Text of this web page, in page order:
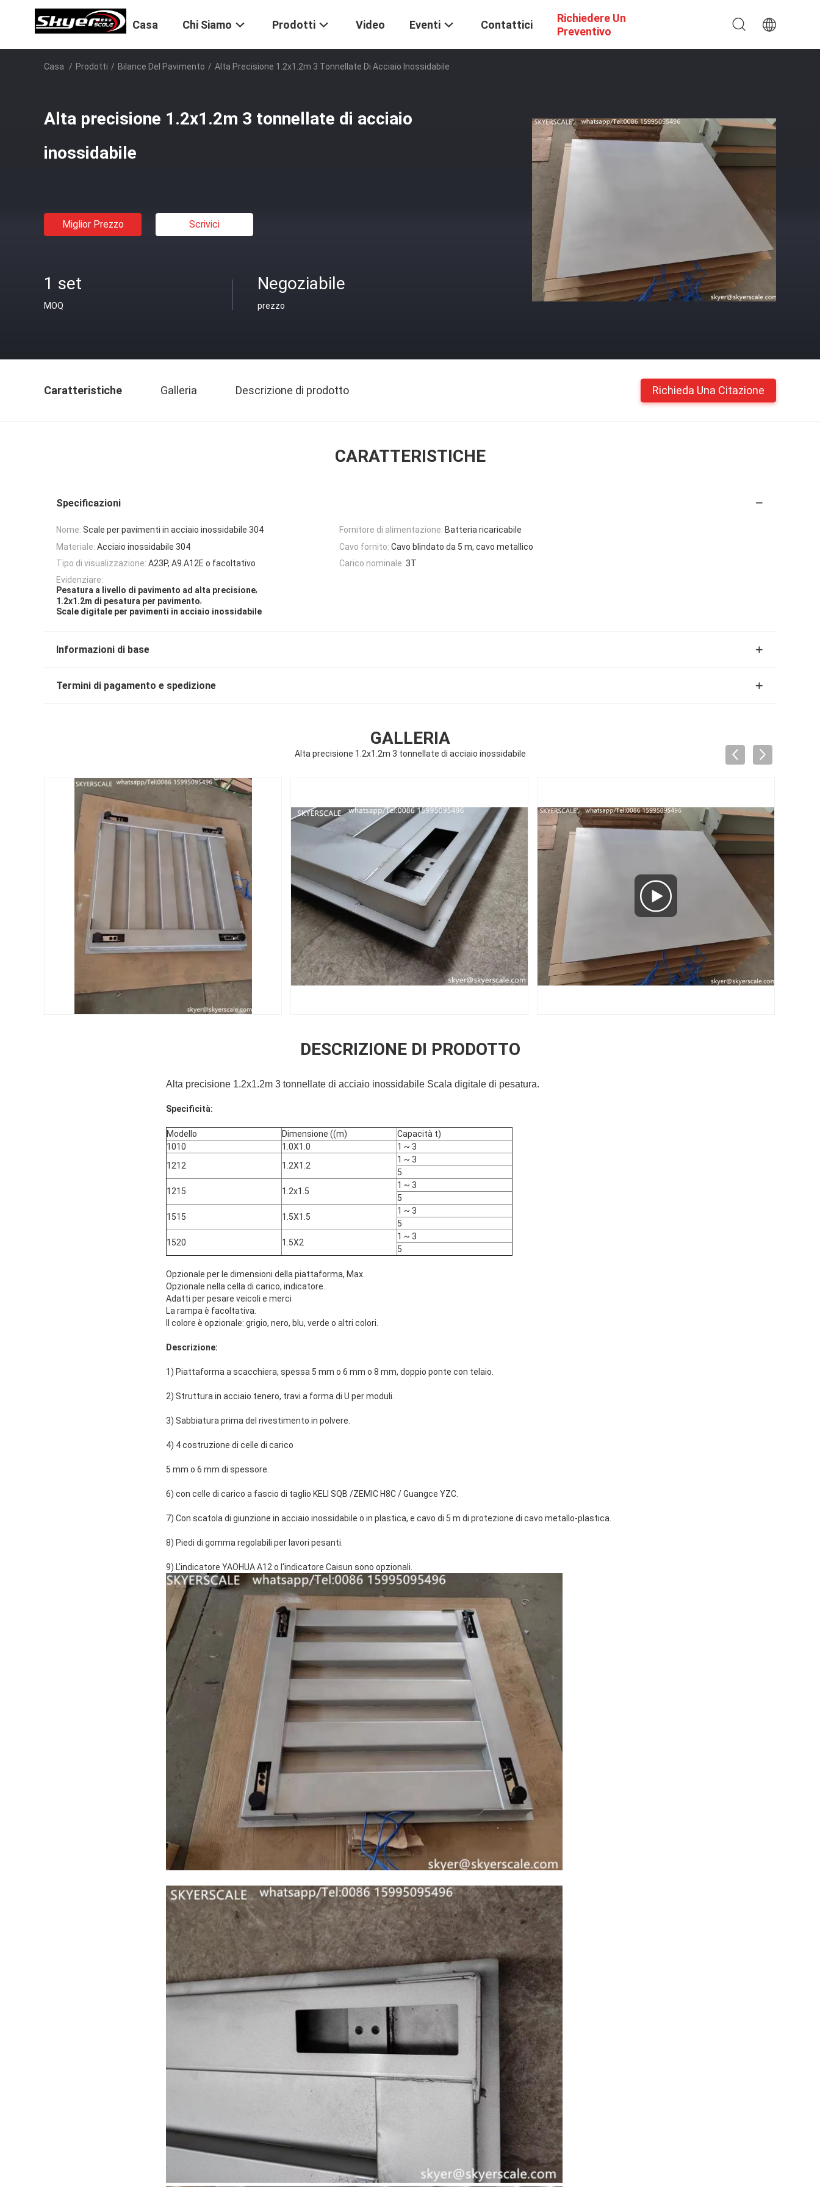
Casa Chi Siamo Prodotti Video Eventi Contattici
Richiedere Un
Preventivo
Casa / Prodotti / Bilance Del Pavimento / Alta Precisione 1.2x1.2m 3 Tonnellate Di Acciaio Inossidabile
Alta precisione 1.2x1.2m 3 tonnellate di acciaio
inossidabile
Miglior Prezzo Scrivici
1 set
MOQ
Negoziabile
prezzo
Caratteristiche Galleria Descrizione di prodotto Richieda Una Citazione
CARATTERISTICHE
Specificazioni
Nome: Scale per pavimenti in acciaio inossidabile 304 Fornitore di alimentazione: Batteria ricaricabile
Materiale: Acciaio inossidabile 304 Cavo fornito: Cavo blindato da 5 m, cavo metallico
Tipo di visualizzazione: A23P, A9.A12E o facoltativo Carico nominale: 3T
Evidenziare:
Pesatura a livello di pavimento ad alta precisione,
1.2x1.2m di pesatura per pavimento,
Scale digitale per pavimenti in acciaio inossidabile
Informazioni di base
Termini di pagamento e spedizione
GALLERIA
Alta precisione 1.2x1.2m 3 tonnellate di acciaio inossidabile
DESCRIZIONE DI PRODOTTO
Alta precisione 1.2x1.2m 3 tonnellate di acciaio inossidabile Scala digitale di pesatura.
Specificità:
Modello Dimensione ((m)
Capacità t)
1010
1.0X1.0
1 ~ 3
1212
1.2X1.2
1 ~ 3
5
1215
1.2x1.5
1 ~ 3
5
1515
1.5X1.5
1 ~ 3
5
1520
1.5X2
1 ~ 3
5
Opzionale per le dimensioni della piattaforma, Max.
Opzionale nella cella di carico, indicatore.
Adatti per pesare veicoli e merci
La rampa è facoltativa.
Il colore è opzionale: grigio, nero, blu, verde o altri colori.
Descrizione:
1) Piattaforma a scacchiera, spessa 5 mm o 6 mm o 8 mm, doppio ponte con telaio.
2) Struttura in acciaio tenero, travi a forma di U per moduli.
3) Sabbiatura prima del rivestimento in polvere.
4) 4 costruzione di celle di carico
5 mm o 6 mm di spessore.
6) con celle di carico a fascio di taglio KELI SQB /ZEMIC H8C / Guangce YZC.
7) Con scatola di giunzione in acciaio inossidabile o in plastica, e cavo di 5 m di protezione di cavo metallo-plastica.
8) Piedi di gomma regolabili per lavori pesanti.
9) L'indicatore YAOHUA A12 o l'indicatore Caisun sono opzionali.